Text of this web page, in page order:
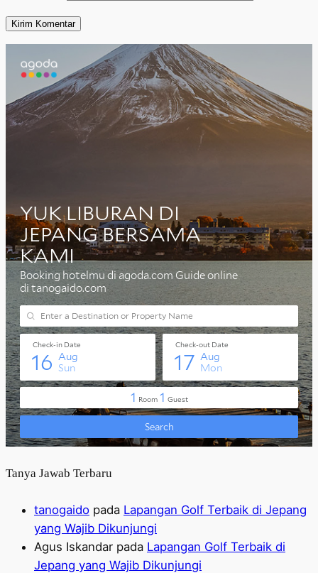
Tanya Jawab Terbaru
tanogaido pada Lapangan Golf Terbaik di Jepang
yang Wajib Dikunjungi
Agus Iskandar pada Lapangan Golf Terbaik di
Jepang yang Wajib Dikunjungi